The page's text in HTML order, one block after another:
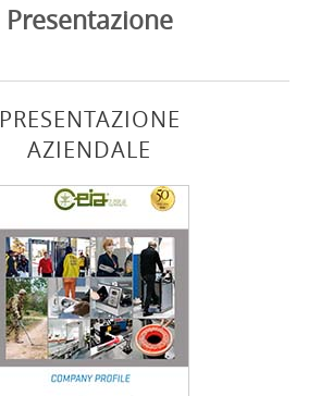
Presentazione
PRESENTAZIONE
AZIENDALE